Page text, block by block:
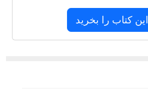
این کتاب را بخرید